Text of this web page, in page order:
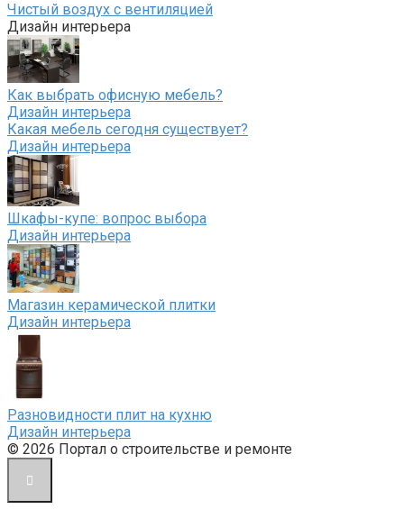
Чистый воздух с вентиляцией
Дизайн интерьера
Как выбрать офисную мебель?
Дизайн интерьера
Какая мебель сегодня существует?
Дизайн интерьера
Шкафы-купе: вопрос выбора
Дизайн интерьера
Магазин керамической плитки
Дизайн интерьера
Разновидности плит на кухню
Дизайн интерьера
© 2026 Портал о строительстве и ремонте